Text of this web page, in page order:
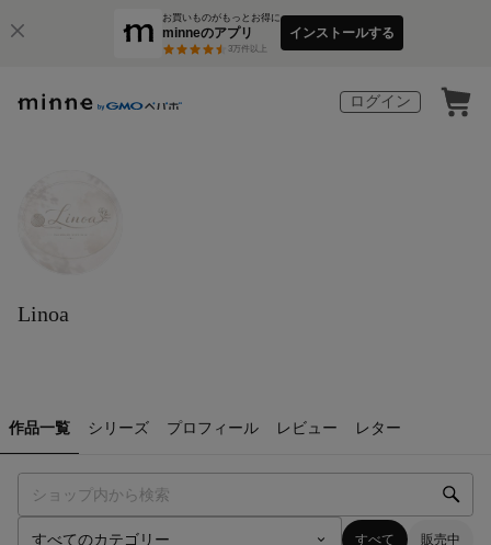
お買いものがもっとお得に
minneのアプリ
3万件以上
インストールする
ログイン
Linoa
作品一覧 シリーズ プロフィール レビュー レター
すべて 販売中